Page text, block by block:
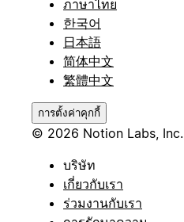
ภาษาไทย
한국어
日本語
简体中文
繁體中文
การตั้งค่าคุกกี้
© 2026 Notion Labs, Inc.
บริษัท
เกี่ยวกับเรา
ร่วมงานกับเรา